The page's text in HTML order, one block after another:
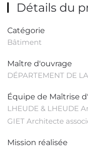
Détails du
Catégorie
Bâtiment
Maître d'ouvrage
DÉPARTEMENT DE
Équipe de Maîtrise
LHEUDE & LHEUDE
GIET Architecte
Mission réalisée